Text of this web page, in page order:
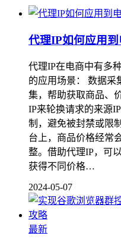
代理IP如何应用到
代理IP在电商中有多
的应用场景： 数据采
集，帮助获取商品、
IP来轮换请求的来源
制，避免被封禁或限
台上，商品价格经常
整。借助代理IP，可
获得不同价格…
2024-05-07
最新